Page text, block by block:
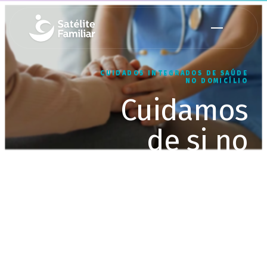
CUIDADOS INTEGRADOS DE SAÚDE
NO DOMICÍLIO
Cuidamos
de si no